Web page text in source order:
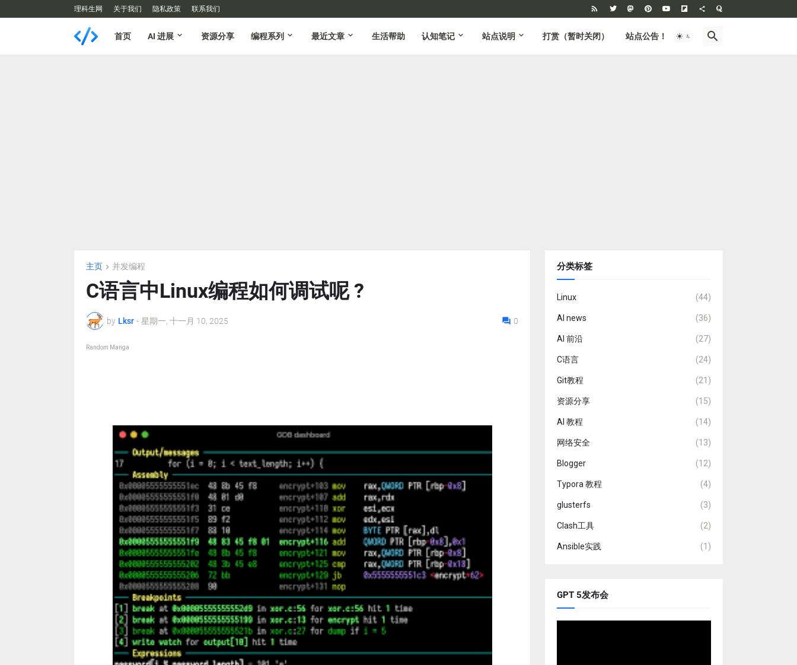
理科生网 关于我们 隐私政策 联系我们
首页 AI 进展 资源分享 编程系列 最近文章 生活帮助 认知笔记 站点说明 打赏（暂时关闭） 站点公告！ BBS
主页 并发编程
C语言中Linux编程如何调试呢 ?
by Lksr - 星期一, 十一月 10, 2025 0
Random Manga
分类标签
Linux (44)
AI news (36)
AI 前沿 (27)
C语言 (24)
Git教程 (21)
资源分享 (15)
AI 教程 (14)
网络安全 (13)
Blogger (12)
Typora 教程 (4)
glusterfs (3)
Clash工具 (2)
Ansible实践 (1)
GPT 5发布会